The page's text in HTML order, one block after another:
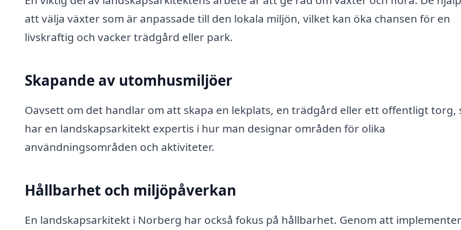
att välja växter som är anpassade till den lokala miljön, vilket kan öka chansen för en
livskraftig och vacker trädgård eller park.
Skapande av utomhusmiljöer
Oavsett om det handlar om att skapa en lekplats, en trädgård eller ett offentligt torg,
har en landskapsarkitekt expertis i hur man designar områden för olika
användningsområden och aktiviteter.
Hållbarhet och miljöpåverkan
En landskapsarkitekt i Norberg har också fokus på hållbarhet. Genom att